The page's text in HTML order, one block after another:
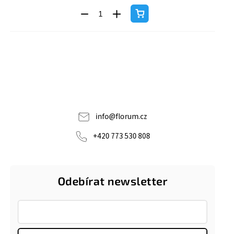
info@florum.cz
+420 773 530 808
Odebírat newsletter